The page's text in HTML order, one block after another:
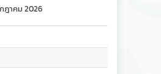
ฎาคม 2026